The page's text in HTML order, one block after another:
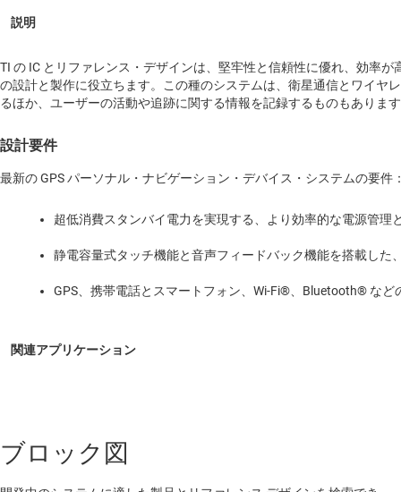
TI の IC とリファレンス・デザインは、堅牢性と信頼性に優れ、効率
の設計と製作に役立ちます。この種のシステムは、衛星通信とワイヤ
るほか、ユーザーの活動や追跡に関する情報を記録するものもありま
設計要件
最新の GPS パーソナル・ナビゲーション・デバイス・システムの要件
超低消費スタンバイ電力を実現する、より効率的な電源管理
静電容量式タッチ機能と音声フィードバック機能を搭載した
GPS、携帯電話とスマートフォン、Wi-Fi®、Bluetooth® な
ブロック図